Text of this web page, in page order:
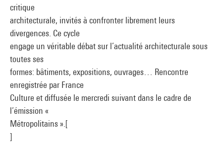
critique
architecturale, invités à confronter librement leurs
divergences. Ce cycle
engage un véritable débat sur l’actualité architecturale sous
toutes ses
formes: bâtiments, expositions, ouvrages… Rencontre
enregistrée par France
Culture et diffusée le mercredi suivant dans le cadre de
l’émission «
Métropolitains ».[
]